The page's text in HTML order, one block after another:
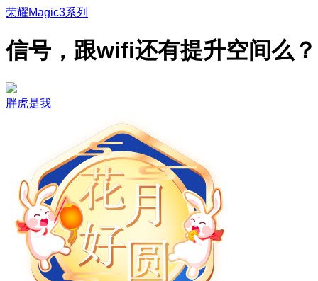
荣耀Magic3系列
信号，跟wifi还有提升空间么？
胖虎是我